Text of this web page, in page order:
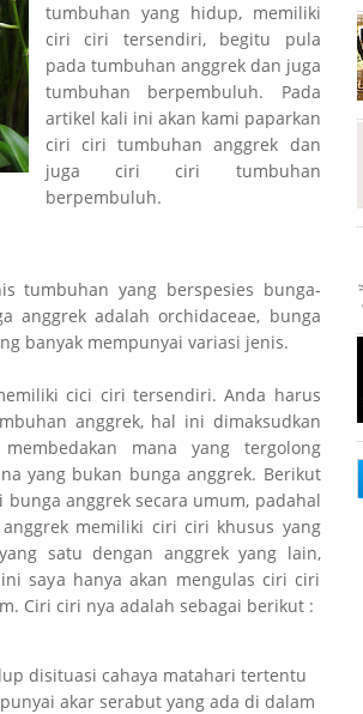
tumbuhan yang hidup, memiliki
ciri ciri tersendiri, begitu pula
pada tumbuhan anggrek dan juga
tumbuhan berpembuluh. Pada
artikel kali ini akan kami paparkan
ciri ciri tumbuhan anggrek dan
juga ciri ciri tumbuhan
berpembuluh.
tumbuhan yang berspesies bunga-
anggrek adalah orchidaceae, bunga
banyak mempunyai variasi jenis.
cici ciri tersendiri. Anda harus
anggrek, hal ini dimaksudkan
mana yang tergolong
yang bukan bunga anggrek. Berikut
anggrek secara umum, padahal
memiliki ciri ciri khusus yang
satu dengan anggrek yang lain,
saya hanya akan mengulas ciri ciri
Ciri ciri nya adalah sebagai berikut :
disituasi cahaya matahari tertentu
akar serabut yang ada di dalam